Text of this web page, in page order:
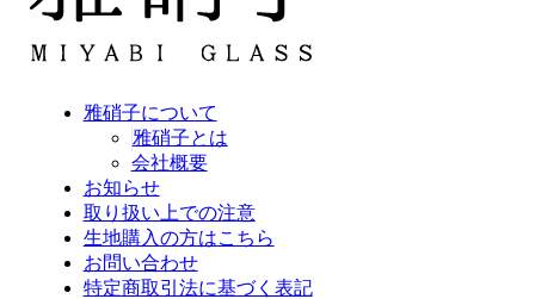
雅硝子について
雅硝子とは
会社概要
お知らせ
取り扱い上での注意
生地購入の方はこちら
お問い合わせ
特定商取引法に基づく表記